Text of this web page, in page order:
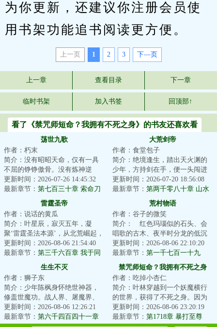
为你更新，还建议你注册会员使
用书架功能追书阅读更方便。
上一页 1 2 3 下—页
上一章 查看目录 下一章
临时书架 加入书签 回顶部↑
看了《禁咒师短命？我拥有不死之身》的书友还喜欢看
荡世九歌
作者：朽末
简介：没有昭昭天命，仅有一具
不屈的铮铮傲骨。没有炼神逆
天，仅有一曲无悔的荡世壮歌。
沧海横流，生灵涂...
更新时间：2026-07-26 14:45:32
最新章节： 第七百三十章 索命刀
大荒剑帝
作者：食堂包子
简介：绝境逢生，踏出天火渊的
少年，方持剑在手，便一头闯进
这场天地大劫！纵剑斩荆棘，苍
穹染血时，且斗...
更新时间：2026-07-20 18:56:08
最新章节： 第两千零八十章 山水
雷霆圣帝
作者：说话的黄瓜
简介：叶星辰，寂灭五年，凝
聚‘雷霆圣法本源’，从北荒崛起，
探寻身世谜，沐浴天骄血，夺诸
天造化，斩因...
更新时间：2026-08-06 21:54:40
最新章节： 第三千六百章 我于同
荒村物语
作者：谷子的微笑
简介： 红色玛瑙似的石头、会
唱歌的古木、夜半时分龙的低沉
的吼叫、以及阴森的密林中的鬼
怪……以及他，...
更新时间：2026-08-06 22:10:20
最新章节： 第一千七百一十九
章 如此兜售
生生不灭
作者：狮子东
简介：少年陈枫身怀绝世神器，
修盖世魔功。战人界、屠魔界、
挑仙界、冲神界。打遍诸世界，
杀出冲天血路，...
更新时间：2026-08-06 12:26:21
最新章节： 第六千四百四十一章
禁咒师短命？我拥有不死之身
作者：吃掉小杏仁
简介：叶林穿越到一个妖魔横行
的世界，获得了不死之身。因为
这个世界的转职仪式很费钱，他
直接卡BUG靠着...
更新时间：2026-08-06 23:20:19
最新章节： 第1718章 暴打至尊